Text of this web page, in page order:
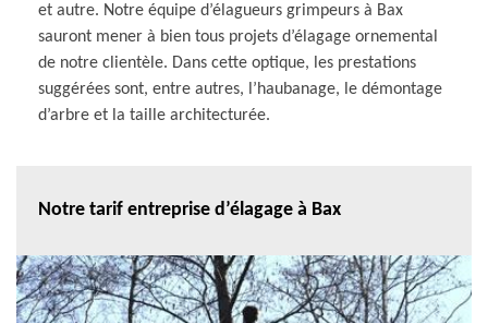
et autre. Notre équipe d’élagueurs grimpeurs à Bax
sauront mener à bien tous projets d’élagage ornemental
de notre clientèle. Dans cette optique, les prestations
suggérées sont, entre autres, l’haubanage, le démontage
d’arbre et la taille architecturée.
Notre tarif entreprise d’élagage à Bax